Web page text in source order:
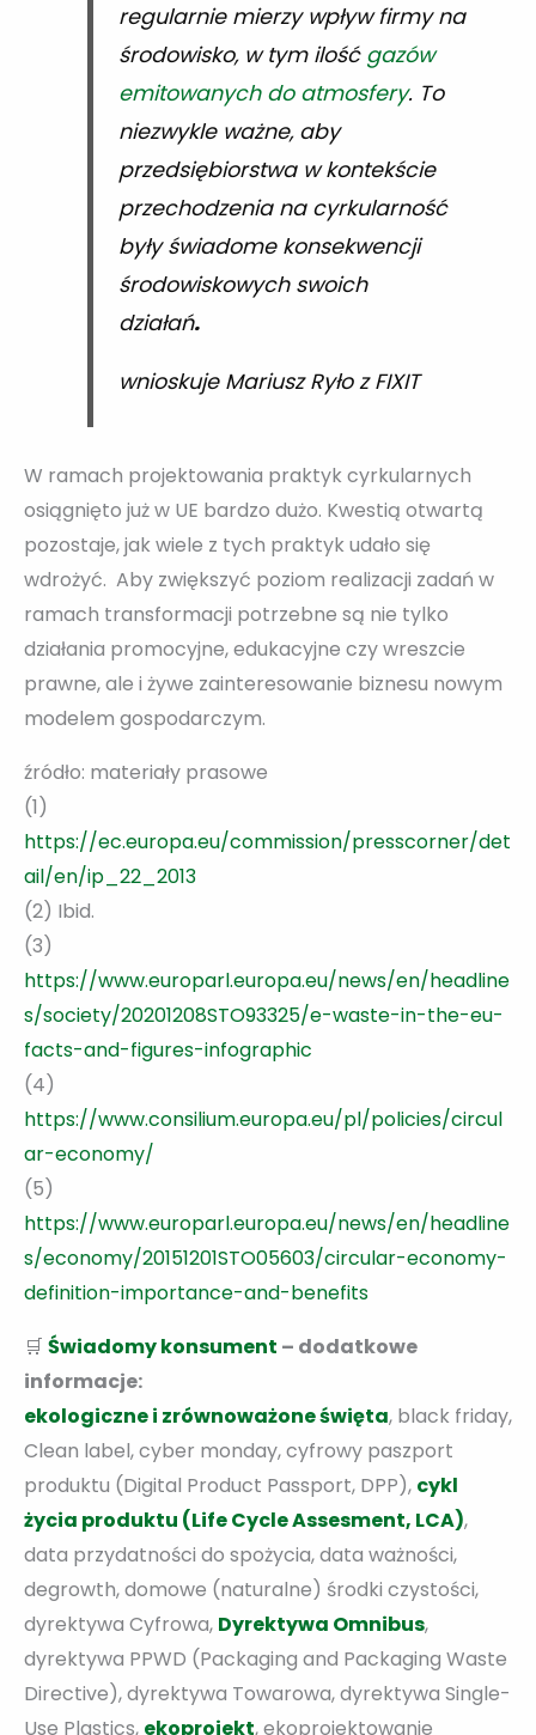
regularnie mierzy wpływ firmy na
środowisko, w tym ilość gazów
emitowanych do atmosfery. To
niezwykle ważne, aby
przedsiębiorstwa w kontekście
przechodzenia na cyrkularność
były świadome konsekwencji
środowiskowych swoich
działań.
wnioskuje Mariusz Ryło z FIXIT
W ramach projektowania praktyk cyrkularnych
osiągnięto już w UE bardzo dużo. Kwestią otwartą
pozostaje, jak wiele z tych praktyk udało się
wdrożyć. Aby zwiększyć poziom realizacji zadań w
ramach transformacji potrzebne są nie tylko
działania promocyjne, edukacyjne czy wreszcie
prawne, ale i żywe zainteresowanie biznesu nowym
modelem gospodarczym.
źródło: materiały prasowe
(1)
https://ec.europa.eu/commission/presscorner/det
ail/en/ip_22_2013
(2) Ibid.
(3)
https://www.europarl.europa.eu/news/en/headline
s/society/20201208STO93325/e-waste-in-the-eu-
facts-and-figures-infographic
(4)
https://www.consilium.europa.eu/pl/policies/circul
ar-economy/
(5)
https://www.europarl.europa.eu/news/en/headline
s/economy/20151201STO05603/circular-economy-
definition-importance-and-benefits
🛒 Świadomy konsument – dodatkowe
informacje:
ekologiczne i zrównoważone święta, black friday,
Clean label, cyber monday, cyfrowy paszport
produktu (Digital Product Passport, DPP), cykl
życia produktu (Life Cycle Assesment, LCA),
data przydatności do spożycia, data ważności,
degrowth, domowe (naturalne) środki czystości,
dyrektywa Cyfrowa, Dyrektywa Omnibus,
dyrektywa PPWD (Packaging and Packaging Waste
Directive), dyrektywa Towarowa, dyrektywa Single-
Use Plastics, ekoprojekt, ekoprojektowanie